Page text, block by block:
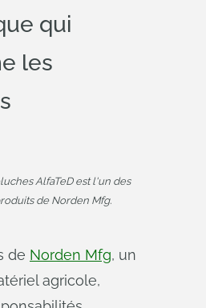
qui
les
AlfaTeD est l'un des
de Norden Mfg.
de Norden Mfg, un
agricole,